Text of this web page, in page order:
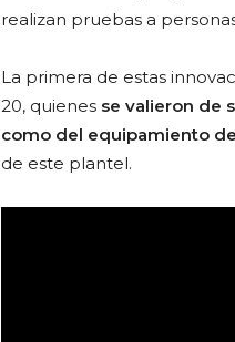
realizan pruebas a
La primera de estas
20, quienes se valieron de
como del equipamiento
de este plantel.